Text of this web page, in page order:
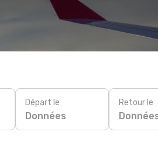
Départ le
Données
Retour le